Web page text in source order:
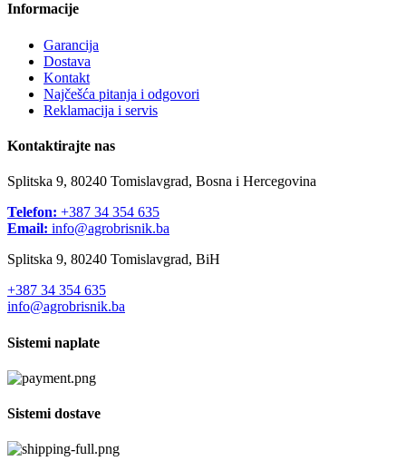
Informacije
Garancija
Dostava
Kontakt
Najčešća pitanja i odgovori
Reklamacija i servis
Kontaktirajte nas
Splitska 9, 80240 Tomislavgrad, Bosna i Hercegovina
Telefon: +387 34 354 635
Email: info@agrobrisnik.ba
Splitska 9, 80240 Tomislavgrad, BiH
+387 34 354 635
info@agrobrisnik.ba
Sistemi naplate
Sistemi dostave